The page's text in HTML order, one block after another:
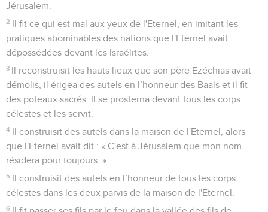
Jérusalem.
2 Il fit ce qui est mal aux yeux de l'Eternel, en imitant les
pratiques abominables des nations que l'Eternel avait
dépossédées devant les Israélites.
3 Il reconstruisit les hauts lieux que son père Ezéchias avait
démolis, il érigea des autels en l’honneur des Baals et il fit
des poteaux sacrés. Il se prosterna devant tous les corps
célestes et les servit.
4 Il construisit des autels dans la maison de l'Eternel, alors
que l'Eternel avait dit : « C'est à Jérusalem que mon nom
résidera pour toujours. »
5 Il construisit des autels en l’honneur de tous les corps
célestes dans les deux parvis de la maison de l'Eternel.
6